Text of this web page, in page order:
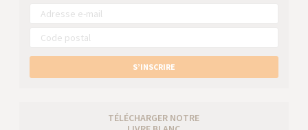
S’INSCRIRE
TÉLÉCHARGER NOTRE